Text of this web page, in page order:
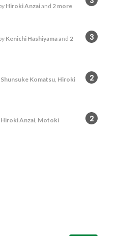
Hiroki Anzaiand 2 more
3
Kenichi Hashiyamaand 2
2
Shunsuke Komatsu, Hiroki
2
Hiroki Anzai, Motoki